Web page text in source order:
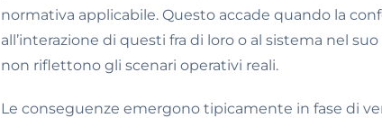
normativa applicabile. Questo accade quando la
all’interazione di questi fra di loro o al sistema nel
non riflettono gli scenari operativi reali.
Le conseguenze emergono tipicamente in fase di